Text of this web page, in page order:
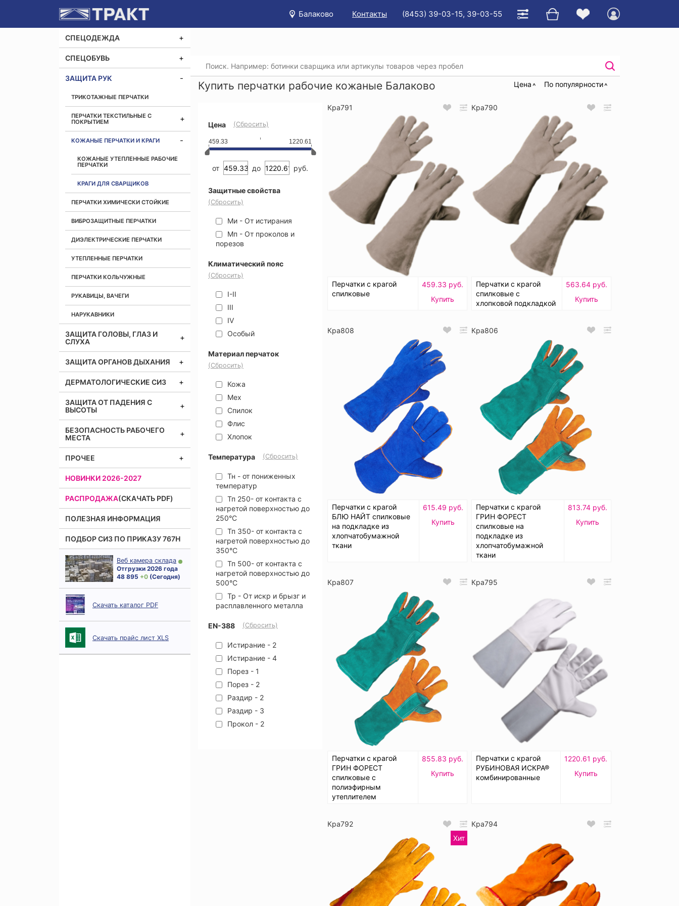
Балаково Контакты (8453) 39-03-15, 39-03-55
СПЕЦОДЕЖДА
СПЕЦОБУВЬ
ЗАЩИТА РУК
ТРИКОТАЖНЫЕ ПЕРЧАТКИ
ПЕРЧАТКИ ТЕКСТИЛЬНЫЕ С
ПОКРЫТИЕМ
КОЖАНЫЕ ПЕРЧАТКИ И КРАГИ
КОЖАНЫЕ УТЕПЛЕННЫЕ РАБОЧИЕ
ПЕРЧАТКИ
КРАГИ ДЛЯ СВАРЩИКОВ
ПЕРЧАТКИ ХИМИЧЕСКИ СТОЙКИЕ
ВИБРОЗАЩИТНЫЕ ПЕРЧАТКИ
ДИЭЛЕКТРИЧЕСКИЕ ПЕРЧАТКИ
УТЕПЛЕННЫЕ ПЕРЧАТКИ
ПЕРЧАТКИ КОЛЬЧУЖНЫЕ
РУКАВИЦЫ, ВАЧЕГИ
НАРУКАВНИКИ
ЗАЩИТА ГОЛОВЫ, ГЛАЗ И
СЛУХА
ЗАЩИТА ОРГАНОВ ДЫХАНИЯ
ДЕРМАТОЛОГИЧЕСКИЕ СИЗ
ЗАЩИТА ОТ ПАДЕНИЯ С
ВЫСОТЫ
БЕЗОПАСНОСТЬ РАБОЧЕГО
МЕСТА
ПРОЧЕЕ
НОВИНКИ 2026-2027
РАСПРОДАЖА(СКАЧАТЬ PDF)
ПОЛЕЗНАЯ ИНФОРМАЦИЯ
ПОДБОР СИЗ ПО ПРИКАЗУ 767Н
Веб камера склада
Отгрузки 2026 года
48 895 + 0 (Сегодня)
Скачать каталог PDF
Скачать прайс лист XLS
Купить перчатки рабочие кожаные Балаково Цена По популярности
Цена (Сбросить)
459.33 1220.61
от до руб.
Защитные свойства
(Сбросить)
Ми - От истирания
Мп - От проколов и
порезов
Климатический пояс
(Сбросить)
I-II
III
IV
Особый
Материал перчаток
(Сбросить)
Кожа
Мех
Спилок
Флис
Хлопок
Температура (Сбросить)
Тн - от пониженных
температур
Тп 250- от контакта с
нагретой поверхностью до
250°C
Тп 350- от контакта с
нагретой поверхностью до
350°C
Тп 500- от контакта с
нагретой поверхностью до
500°C
Тр - От искр и брызг и
расплавленного металла
EN-388 (Сбросить)
Истирание - 2
Истирание - 4
Порез - 1
Порез - 2
Раздир - 2
Раздир - 3
Прокол - 2
Кра791
Перчатки с крагой
спилковые
459.33 руб.
Купить
Кра790
Перчатки с крагой
спилковые с
хлопковой подкладкой
563.64 руб.
Купить
Кра808
Перчатки с крагой
БЛЮ НАЙТ спилковые
на подкладке из
хлопчатобумажной
ткани
615.49 руб.
Купить
Кра806
Перчатки с крагой
ГРИН ФОРЕСТ
спилковые на
подкладке из
хлопчатобумажной
ткани
813.74 руб.
Купить
Кра807
Перчатки с крагой
ГРИН ФОРЕСТ
спилковые с
полиэфирным
утеплителем
855.83 руб.
Купить
Кра795
Перчатки с крагой
РУБИНОВАЯ ИСКРА®
комбинированные
1220.61 руб.
Купить
Кра792
Хит
Кра794